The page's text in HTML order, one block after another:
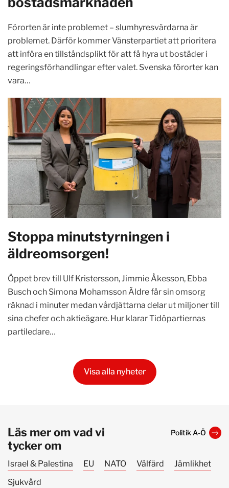
Förorten är inte problemet – slumhyresvärdarna är
problemet. Därför kommer Vänsterpartiet att prioritera
att införa en tillståndsplikt för att få hyra ut bostäder i
regeringsförhandlingar efter valet. Svenska förorter kan
vara…
Stoppa minutstyrningen i
äldreomsorgen!
Öppet brev till Ulf Kristersson, Jimmie Åkesson, Ebba
Busch och Simona Mohamsson Äldre får sin omsorg
räknad i minuter medan vårdjättarna delar ut miljoner till
sina chefer och aktieägare. Hur klarar Tidöpartiernas
partiledare…
Visa alla nyheter
Läs mer om vad vi
tycker om
Politik A-Ö
Israel & Palestina EU NATO Välfärd
Jämlikhet
Sjukvård